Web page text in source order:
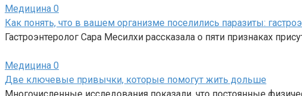
Медицина 0
Как понять, что в вашем организме поселились паразиты:
Гастроэнтеролог Сара Месилхи рассказала о пяти признаках
Медицина 0
Две ключевые привычки, которые помогут жить дольше